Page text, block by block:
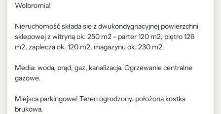
Wolbromia!
Nieruchomość składa się z dwukondygnacyjnej powierzchni
sklepowej z witryną ok. 250 m2 - parter 120 m2, piętro 126
m2, zaplecza ok. 120 m2, magazynu ok. 230 m2.
Media: woda, prąd, gaz, kanalizacja. Ogrzewanie centralne
gazowe.
Miejsca parkingowe! Teren ogrodzony, położona kostka
brukowa.